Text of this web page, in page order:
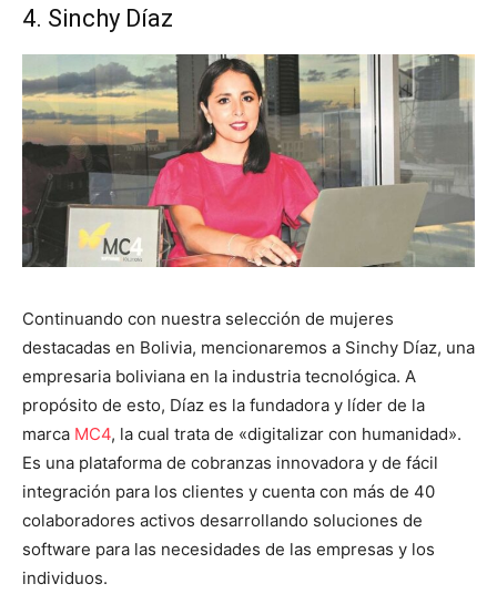
4. Sinchy Díaz
Continuando con nuestra selección de mujeres
destacadas en Bolivia, mencionaremos a Sinchy Díaz, una
empresaria boliviana en la industria tecnológica. A
propósito de esto, Díaz es la fundadora y líder de la
marca MC4, la cual trata de «digitalizar con humanidad».
Es una plataforma de cobranzas innovadora y de fácil
integración para los clientes y cuenta con más de 40
colaboradores activos desarrollando soluciones de
software para las necesidades de las empresas y los
individuos.